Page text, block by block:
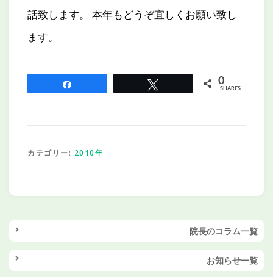
話致します。 本年もどうぞ宜しくお願い致し
ます。
0
SHARES
カテゴリー: 2010年
院長のコラム一覧
お知らせ一覧